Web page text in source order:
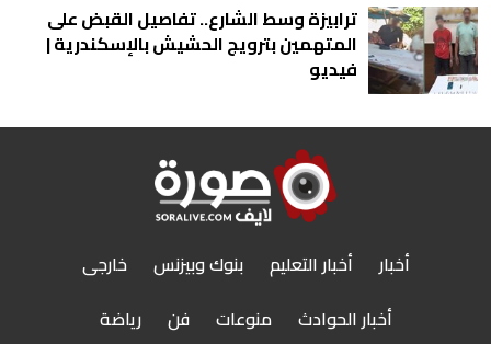
ترابيزة وسط الشارع.. تفاصيل القبض على
المتهمين بترويج الحشيش بالإسكندرية |
فيديو
أخبار أخبار التعليم بنوك وبيزنس
خارجى
أخبار الحوادث
منوعات فن رياضة